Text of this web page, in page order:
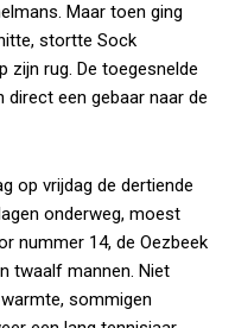
Maar toen ging
stortte Sock
zijn rug. De toegesnelde
een gebaar naar de
op vrijdag de dertiende
onderweg, moest
nummer 14, de Oezbeek
twaalf mannen. Niet
sommigen